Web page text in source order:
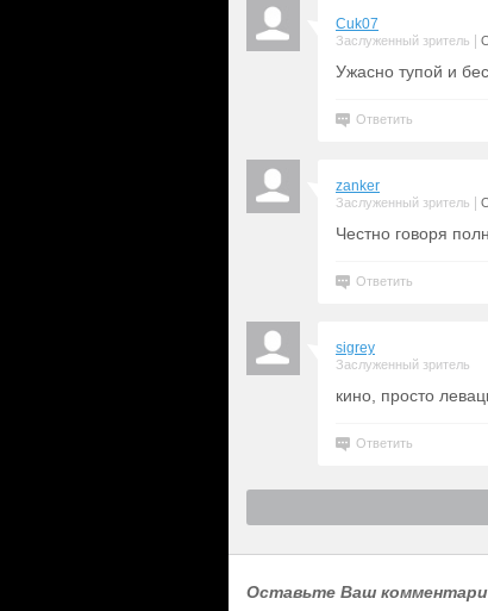
Cuk07
Заслуженный зритель
Ужасно тупой и
Ответить
zanker
Заслуженный зритель
Честно говоря
Ответить
sigrey
Заслуженный зритель
кино, просто
Ответить
Оставьте Ваш